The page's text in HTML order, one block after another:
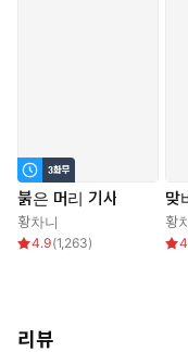
붉은 머리 기사
황차니
4.9(1,263)
맞
황
리뷰